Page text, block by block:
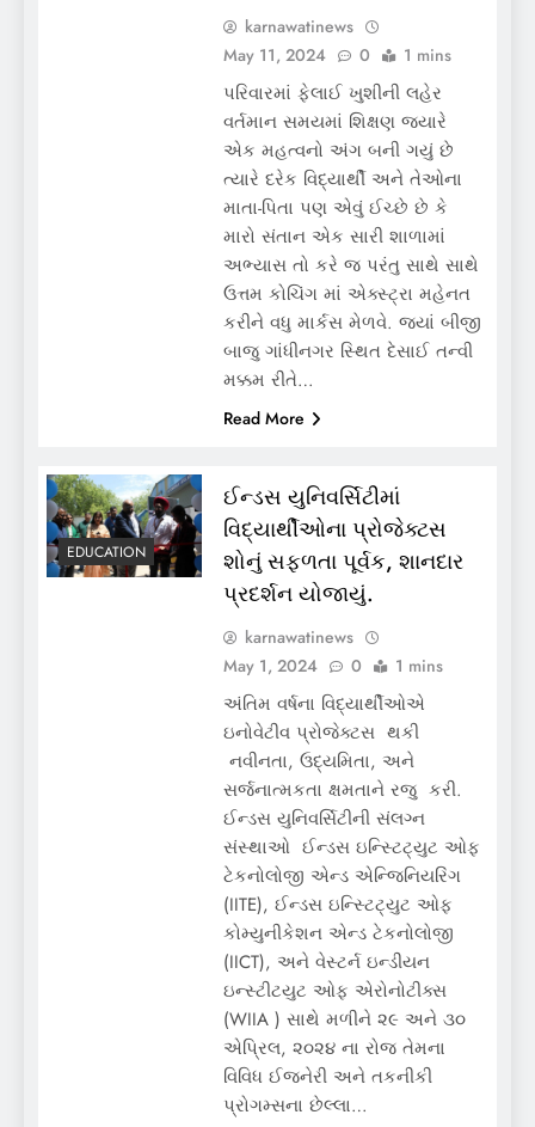
karnawatinews
May 11, 2024
0 1 mins
પરિવારમાં ફેલાઈ ખુશીની લહેર
વર્તમાન સમયમાં શિક્ષણ જ્યારે
એક મહત્વનો અંગ બની ગયું છે
ત્યારે દરેક વિદ્યાર્થી અને તેઓના
માતા-પિતા પણ એવું ઈચ્છે છે કે
મારો સંતાન એક સારી શાળામાં
અભ્યાસ તો કરે જ પરંતુ સાથે સાથે
ઉત્તમ કોચિંગ માં એક્સ્ટ્રા મહેનત
કરીને વધુ માર્કસ મેળવે. જ્યાં બીજી
બાજુ ગાંધીનગર સ્થિત દેસાઈ તન્વી
મક્કમ રીતે…
Read More
EDUCATION
ઈન્ડસ યુનિવર્સિટીમાં
વિદ્યાર્થીઓના પ્રોજેક્ટસ
શોનું સફળતા પૂર્વક, શાનદાર
પ્રદર્શન યોજાયું.
karnawatinews
May 1, 2024
0 1 mins
અંતિમ વર્ષના વિદ્યાર્થીઓએ
ઇનોવેટીવ પ્રોજેક્ટસ થકી
નવીનતા, ઉદ્યમિતા, અને
સર્જનાત્મકતા ક્ષમતાને રજુ કરી.
ઈન્ડસ યુનિવર્સિટીની સંલગ્ન
સંસ્થાઓ ઈન્ડસ ઇન્સ્ટિટ્યુટ ઓફ
ટેકનોલોજી એન્ડ એન્જિનિયરિંગ
(IITE), ઈન્ડસ ઇન્સ્ટિટ્યુટ ઓફ
કોમ્યુનીકેશન એન્ડ ટેકનોલોજી
(IICT), અને વેસ્ટર્ન ઇન્ડીયન
ઇન્સ્ટીટયુટ ઓફ એરોનોટીક્સ
(WIIA ) સાથે મળીને ૨૯ અને ૩૦
એપ્રિલ, ૨૦૨૪ ના રોજ તેમના
વિવિધ ઈજનેરી અને તકનીકી
પ્રોગમ્સના છેલ્લા…